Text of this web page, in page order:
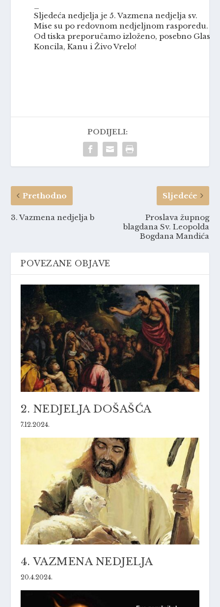
Sljedeća nedjelja je 5. Vazmena nedjelja sv.
Mise su po redovnom nedjeljnom rasporedu.
Od tiska preporučamo izloženo, posebno Glas
Koncila, Kanu i Živo Vrelo!
PODIJELI:
Prethodno
3. Vazmena nedjelja b
Sljedeće
Proslava župnog
blagdana Sv. Leopolda
Bogdana Mandića
POVEZANE OBJAVE
2. NEDJELJA DOŠAŠĆA
7.12.2024.
4. VAZMENA NEDJELJA
20.4.2024.